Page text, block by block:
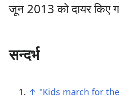
जून 2013 को दायर किए
सन्दर्भ
↑ "Kids march for